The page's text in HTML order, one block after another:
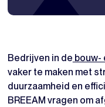
Bedrijven in de bouw-
vaker te maken met
duurzaamheid en
BREEAM vragen om